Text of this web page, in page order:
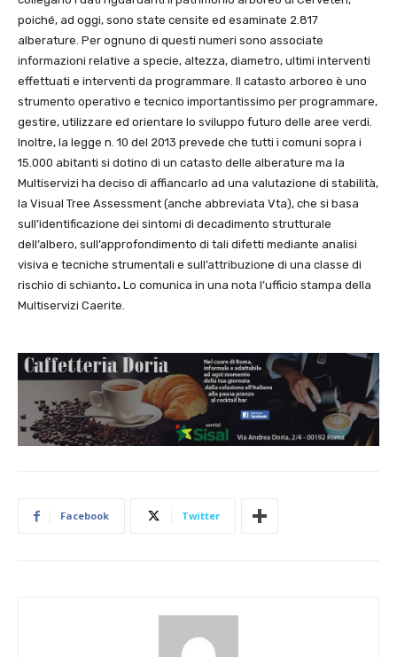
poiché, ad oggi, sono state censite ed esaminate 2.817
alberature. Per ognuno di questi numeri sono associate
informazioni relative a specie, altezza, diametro, ultimi interventi
effettuati e interventi da programmare. Il catasto arboreo è uno
strumento operativo e tecnico importantissimo per programmare,
gestire, utilizzare ed orientare lo sviluppo futuro delle aree verdi.
Inoltre, la legge n. 10 del 2013 prevede che tutti i comuni sopra i
15.000 abitanti si dotino di un catasto delle alberature ma la
Multiservizi ha deciso di affiancarlo ad una valutazione di stabilità,
la Visual Tree Assessment (anche abbreviata Vta), che si basa
sull’identificazione dei sintomi di decadimento strutturale
dell’albero, sull’approfondimento di tali difetti mediante analisi
visiva e tecniche strumentali e sull’attribuzione di una classe di
rischio di schianto. Lo comunica in una nota l’ufficio stampa della
Multiservizi Caerite.
Facebook Twitter